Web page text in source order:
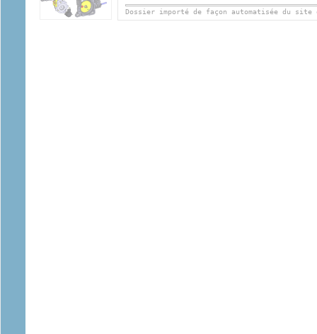
Dossier importé de façon automatisée du site du